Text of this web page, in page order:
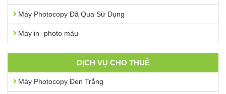
Máy Photocopy Đã Qua Sử Dụng
Máy in -photo màu
DỊCH VỤ CHO THUÊ
Máy Photocopy Đen Trắng